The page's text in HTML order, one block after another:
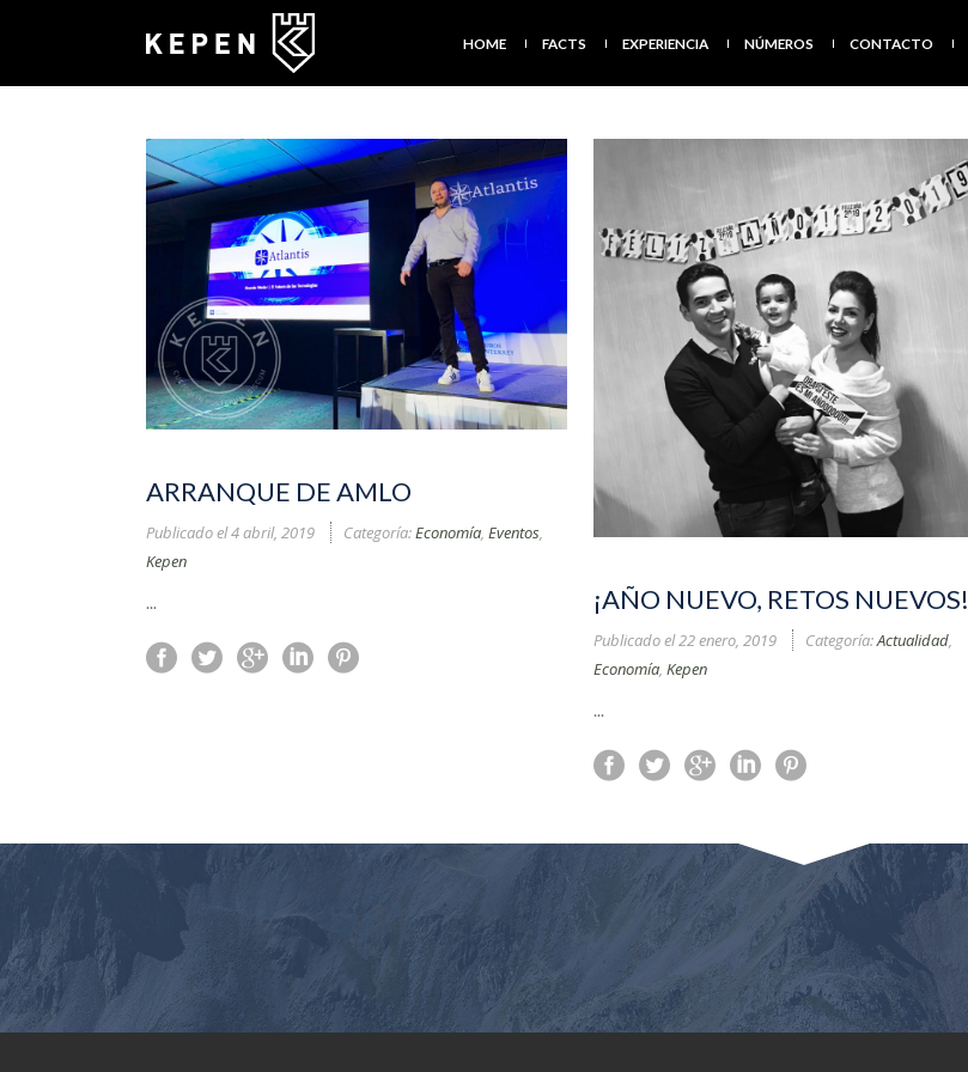
HOME FACTS EXPERIENCIA NÚMEROS CONTACTO
ARRANQUE DE AMLO
Publicado el4 abril, 2019 Categoría:Economía Eventos
Kepen
... ¡AÑO NUEVO, RETOS NUEVOS!
Publicado el22 enero, 2019 Categoría:Actualidad,
Economía, Kepen
...